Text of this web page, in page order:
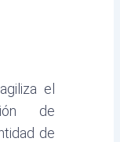
el
de
de